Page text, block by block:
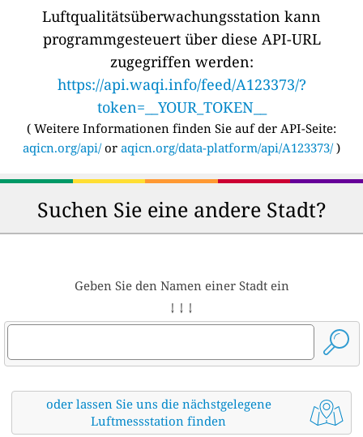
Luftqualitätsüberwachungsstation kann
programmgesteuert über diese API-URL
zugegriffen werden:
https://api.waqi.info/feed/A123373/?
token=__YOUR_TOKEN__
( Weitere Informationen finden Sie auf der API-Seite:
aqicn.org/api/or aqicn.org/data-platform/api/A123373/)
Suchen Sie eine andere Stadt?
Geben Sie den Namen einer Stadt ein
↓ ↓ ↓
oder lassen Sie uns die nächstgelegene
Luftmessstation finden